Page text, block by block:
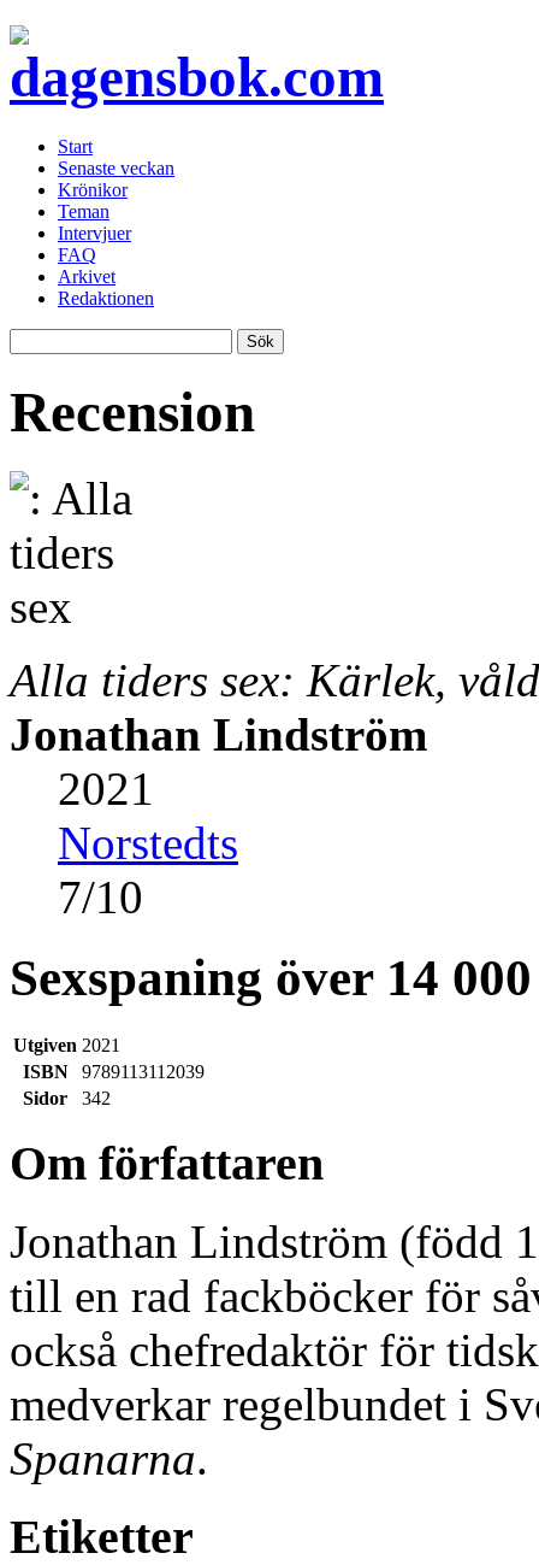
Start
Senaste veckan
Krönikor
Teman
Intervjuer
FAQ
Arkivet
Redaktionen
Recension
Alla tiders sex: Kärlek,
Jonathan Lindström
2021
Norstedts
7/10
Sexspaning över 14
Utgiven 2021
ISBN
9789113112039
Sidor
342
Om författaren
Jonathan Lindström (född
till en rad fackböcker för
också chefredaktör för
medverkar regelbundet i
Spanarna.
Etiketter